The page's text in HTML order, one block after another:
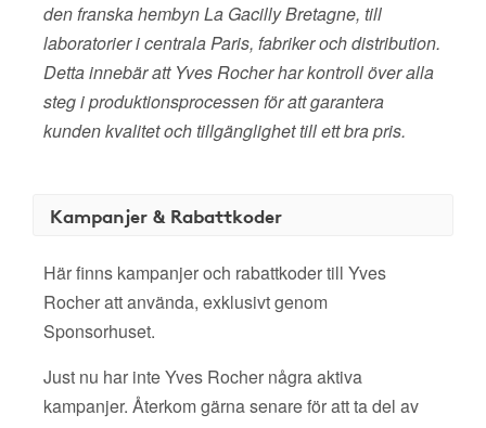
den franska hembyn La Gacilly Bretagne, till
laboratorier i centrala Paris, fabriker och distribution.
Detta innebär att Yves Rocher har kontroll över alla
steg i produktionsprocessen för att garantera
kunden kvalitet och tillgänglighet till ett bra pris.
Kampanjer & Rabattkoder
Här finns kampanjer och rabattkoder till Yves
Rocher att använda, exklusivt genom
Sponsorhuset.
Just nu har inte Yves Rocher några aktiva
kampanjer. Återkom gärna senare för att ta del av